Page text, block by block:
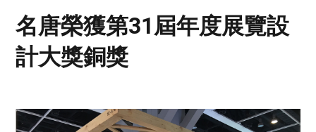
航
連
結
名唐榮獲第31屆年度展覽設
計大獎銅獎